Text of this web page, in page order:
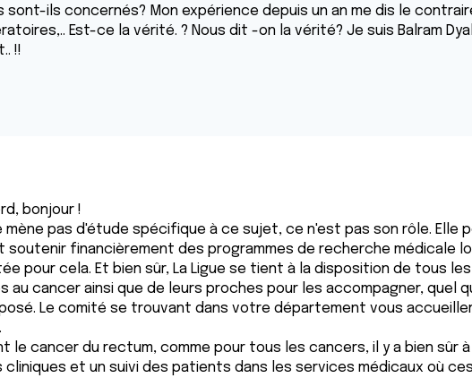
sont-ils concernés? Mon expérience depuis un an me dis le
Est-ce la vérité. ? Nous dit -on la vérité? Je suis Balram
!!
bonjour !
mène pas d'étude spécifique à ce sujet, ce n'est pas son rôle. Elle
soutenir financièrement des programmes de recherche médicale
pour cela. Et bien sûr, La Ligue se tient à la disposition de tous
au cancer ainsi que de leurs proches pour les accompagner, quel
Le comité se trouvant dans votre département vous
le cancer du rectum, comme pour tous les cancers, il y a bien sûr
cliniques et un suivi des patients dans les services médicaux où